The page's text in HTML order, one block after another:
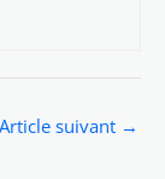
Article suivant →